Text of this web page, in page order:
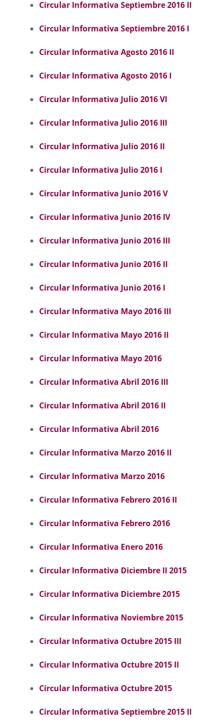
Circular Informativa Septiembre 2016 II
Circular Informativa Septiembre 2016 I
Circular Informativa Agosto 2016 II
Circular Informativa Agosto 2016 I
Circular Informativa Julio 2016 VI
Circular Informativa Julio 2016 III
Circular Informativa Julio 2016 II
Circular Informativa Julio 2016 I
Circular Informativa Junio 2016V
Circular Informativa Junio 2016 IV
Circular Informativa Junio 2016 III
Circular Informativa Junio 2016 II
Circular Informativa Junio 2016 I
Circular Informativa Mayo 2016 III
Circular Informativa Mayo 2016 II
Circular Informativa Mayo 2016
Circular Informativa Abril 2016 III
Circular Informativa Abril 2016 II
Circular Informativa Abril 2016
Circular Informativa Marzo 2016 II
Circular Informativa Marzo 2016
Circular Informativa Febrero 2016 II
Circular Informativa Febrero 2016
Circular Informativa Enero 2016
Circular Informativa Diciembre II 2015
Circular Informativa Diciembre 2015
Circular Informativa Noviembre 2015
Circular Informativa Octubre 2015 III
Circular Informativa Octubre 2015 II
Circular Informativa Octubre 2015
Circular Informativa Septiembre 2015 II